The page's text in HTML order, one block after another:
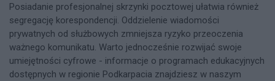
Posiadanie profesjonalnej skrzynki pocztowej ułatwia również
segregację korespondencji. Oddzielenie wiadomości
prywatnych od służbowych zmniejsza ryzyko przeoczenia
ważnego komunikatu. Warto jednocześnie rozwijać swoje
umiejętności cyfrowe - informacje o programach edukacyjnych
dostępnych w regionie Podkarpacia znajdziesz w naszym